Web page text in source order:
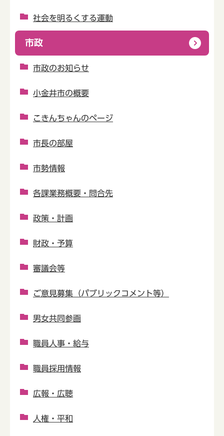
社会を明るくする運動
市政
市政のお知らせ
小金井市の概要
こきんちゃんのページ
市長の部屋
市勢情報
各課業務概要・問合先
政策・計画
財政・予算
審議会等
ご意見募集（パブリックコメント等）
男女共同参画
職員人事・給与
職員採用情報
広報・広聴
人権・平和